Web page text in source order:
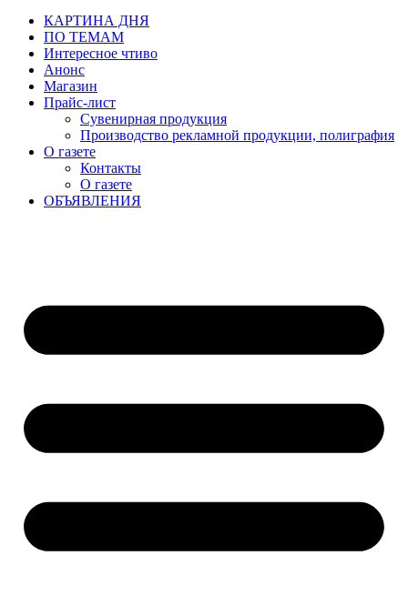
КАРТИНА ДНЯ
ПО ТЕМАМ
Интересное чтиво
Анонс
Магазин
Прайс-лист
Сувенирная продукция
Производство рекламной продукции, полиграфия
О газете
Контакты
О газете
ОБЪЯВЛЕНИЯ